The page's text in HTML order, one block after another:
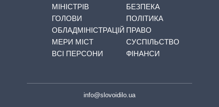
МІНІСТРІВ
ГОЛОВИ
ОБЛАДМІНІСТРАЦІЙ
МЕРИ МІСТ
ВСІ ПЕРСОНИ
БЕЗПЕКА
ПОЛІТИКА
ПРАВО
СУСПІЛЬСТВО
ФІНАНСИ
info@slovoidilo.ua